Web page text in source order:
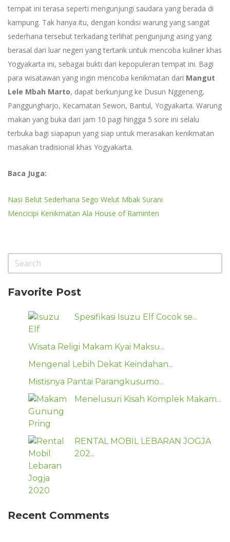
tempat ini terasa seperti mengunjungi saudara yang berada di
kampung. Tak hanya itu, dengan kondisi warung yang sangat
sederhana tersebut terkadang terlihat pengunjung asing yang
berasal dari luar negeri yang tertarik untuk mencoba kuliner khas
Yogyakarta ini, sebagai bukti dari kepopuleran tempat ini. Bagi
para wisatawan yang ingin mencoba kenikmatan dari Mangut
Lele Mbah Marto, dapat berkunjung ke Dusun Nggeneng,
Panggungharjo, Kecamatan Sewon, Bantul, Yogyakarta. Warung
makan yang buka dari jam 10 pagi hingga 5 sore ini selalu
terbuka bagi siapapun yang siap untuk merasakan kenikmatan
masakan tradisional khas Yogyakarta.
Baca Juga:
Nasi Belut Sederhana Sego Welut Mbak Surani
Mencicipi Kenikmatan Ala House of Raminten
Favorite Post
Spesifikasi Isuzu Elf Cocok se...
Wisata Religi Makam Kyai Maksu...
Mengenal Lebih Dekat Keindahan...
Mistisnya Pantai Parangkusumo...
Menelusuri Kisah Komplek Makam...
RENTAL MOBIL LEBARAN JOGJA
202...
Recent Comments